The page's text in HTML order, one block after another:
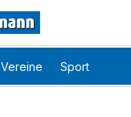
Vereine Sport